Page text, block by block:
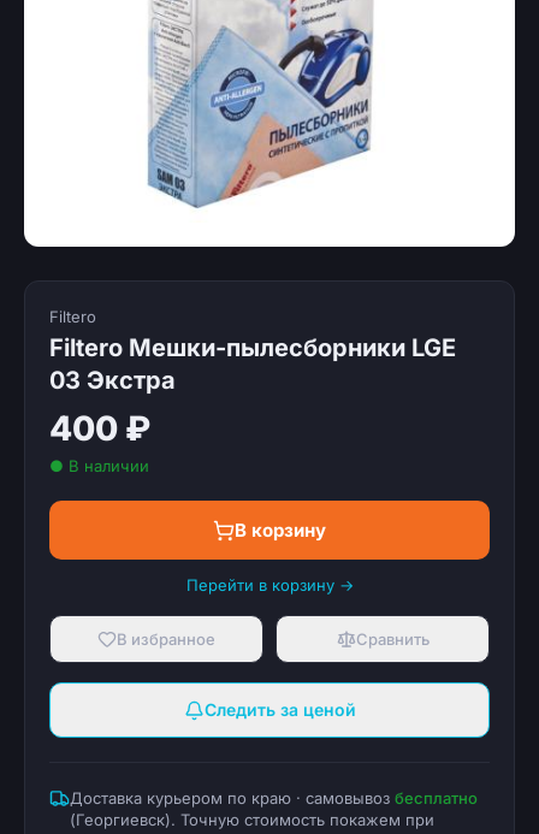
Filtero
Filtero Мешки-пылесборники LGE
03 Экстра
400 ₽
● В наличии
В корзину
Перейти в корзину →
В избранное Сравнить
Следить за ценой
Доставка курьером по краю · самовывоз бесплатно
(Георгиевск). Точную стоимость покажем при